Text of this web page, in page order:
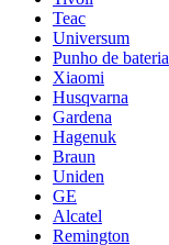
Teac
Universum
Punho de bateria
Xiaomi
Husqvarna
Gardena
Hagenuk
Braun
Uniden
GE
Alcatel
Remington